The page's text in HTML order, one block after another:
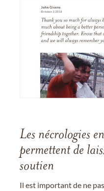
Les nécrologies
permettent de
soutien
Il est important de ne